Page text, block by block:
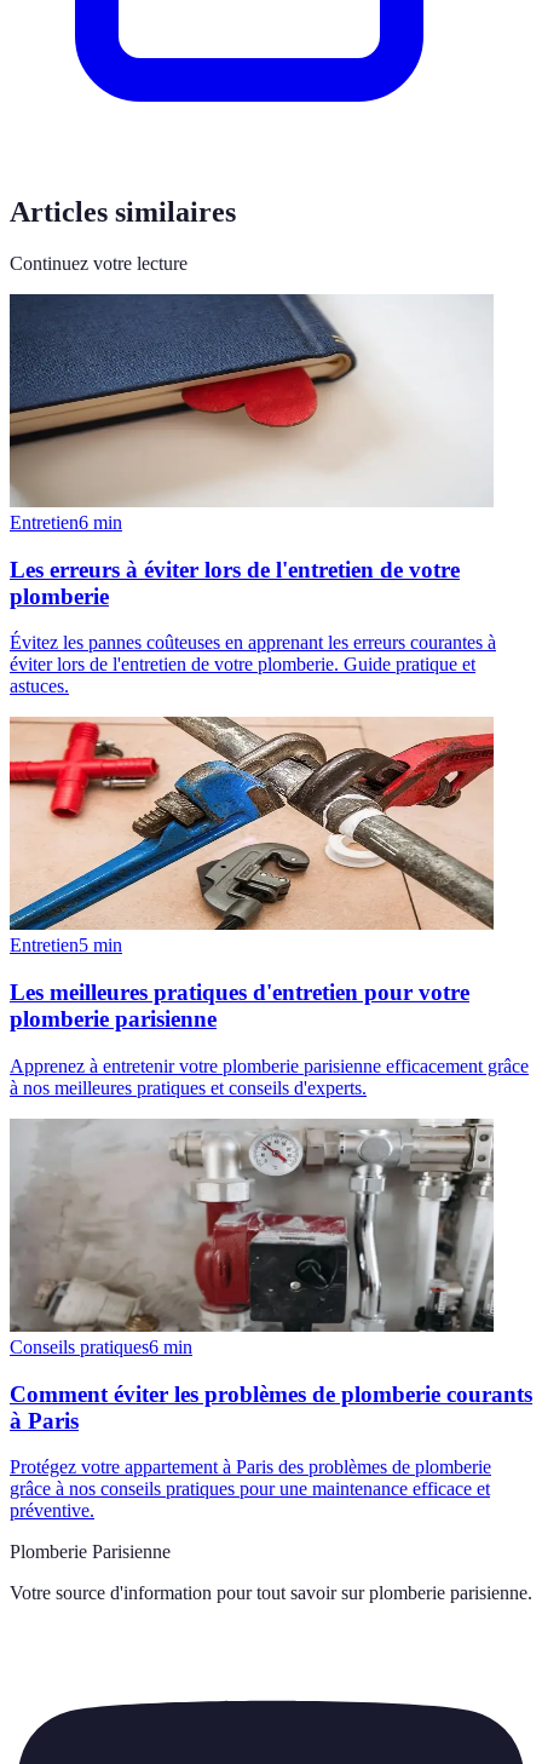
Articles similaires
Continuez votre lecture
Entretien6 min
Les erreurs à éviter lors de l'entretien de votre
plomberie
Évitez les pannes coûteuses en apprenant les erreurs courantes à
éviter lors de l'entretien de votre plomberie. Guide pratique et
astuces.
Entretien5 min
Les meilleures pratiques d'entretien pour votre
plomberie parisienne
Apprenez à entretenir votre plomberie parisienne efficacement grâce
à nos meilleures pratiques et conseils d'experts.
Conseils pratiques6 min
Comment éviter les problèmes de plomberie courants
à Paris
Protégez votre appartement à Paris des problèmes de plomberie
grâce à nos conseils pratiques pour une maintenance efficace et
préventive.
Plomberie Parisienne
Votre source d'information pour tout savoir sur plomberie parisienne.